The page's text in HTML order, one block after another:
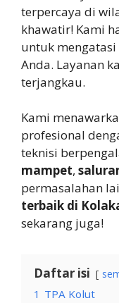
terpercaya di
khawatir! Kami
untuk
Anda. Layanan
terjangkau.
Kami
profesional
teknisi
mampet,
permasalahan
terbaik di
sekarang juga!
Daftar isi
1 TPA Kolut